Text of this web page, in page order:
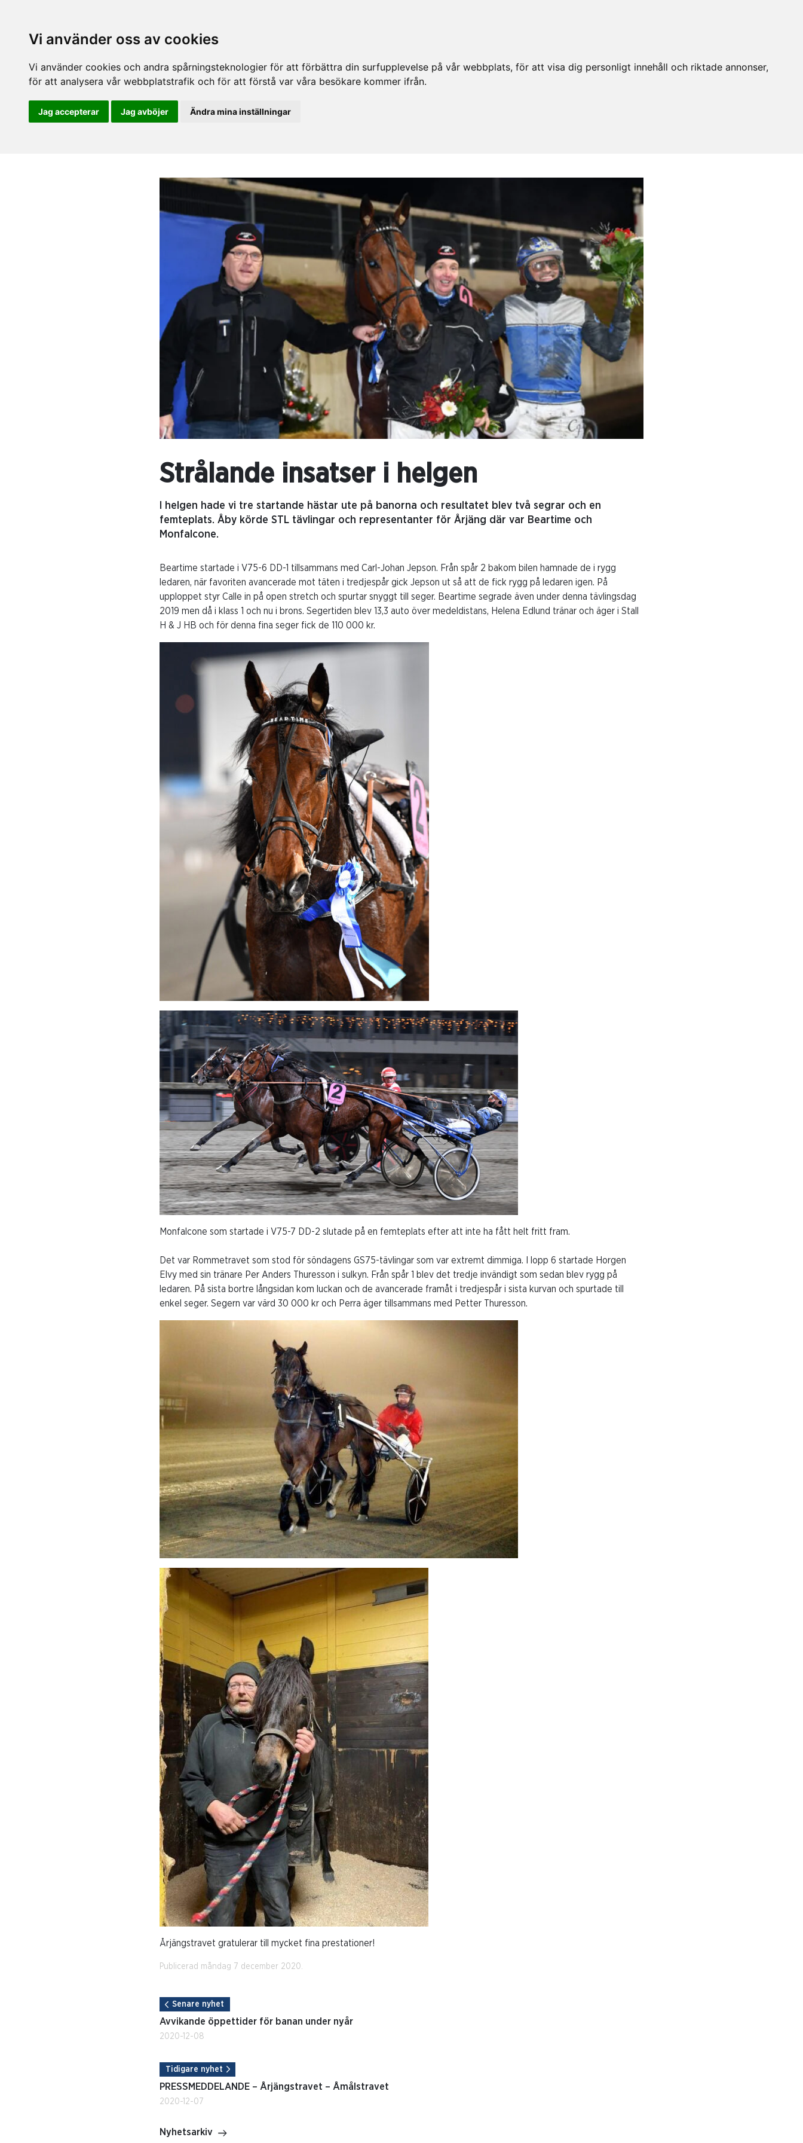
Vi använder oss av cookies
Vi använder cookies och andra spårningsteknologier för att förbättra din surfupplevelse på vår webbplats, för att visa dig personligt innehåll och riktade annonser,
för att analysera vår webbplatstrafik och för att förstå var våra besökare kommer ifrån.
Jag accepterar Jag avböjer Ändra mina inställningar
Strålande insatser i helgen
I helgen hade vi tre startande hästar ute på banorna och resultatet blev två segrar och en
femteplats. Åby körde STL tävlingar och representanter för Årjäng där var Beartime och
Monfalcone.
Beartime startade i V75-6 DD-1 tillsammans med Carl-Johan Jepson. Från spår 2 bakom bilen hamnade de i rygg
ledaren, när favoriten avancerade mot täten i tredjespår gick Jepson ut så att de fick rygg på ledaren igen. På
upploppet styr Calle in på open stretch och spurtar snyggt till seger. Beartime segrade även under denna tävlingsdag
2019 men då i klass 1 och nu i brons. Segertiden blev 13,3 auto över medeldistans, Helena Edlund tränar och äger i Stall
H & J HB och för denna fina seger fick de 110 000 kr.
Monfalcone som startade i V75-7 DD-2 slutade på en femteplats efter att inte ha fått helt fritt fram.
Det var Rommetravet som stod för söndagens GS75-tävlingar som var extremt dimmiga. I lopp 6 startade Horgen
Elvy med sin tränare Per Anders Thuresson i sulkyn. Från spår 1 blev det tredje invändigt som sedan blev rygg på
ledaren. På sista bortre långsidan kom luckan och de avancerade framåt i tredjespår i sista kurvan och spurtade till
enkel seger. Segern var värd 30 000 kr och Perra äger tillsammans med Petter Thuresson.
Årjängstravet gratulerar till mycket fina prestationer!
Publicerad måndag 7 december 2020.
Senare nyhet
Avvikande öppettider för banan under nyår
2020-12-08
Tidigare nyhet
PRESSMEDDELANDE – Årjängstravet – Åmålstravet
2020-12-07
Nyhetsarkiv